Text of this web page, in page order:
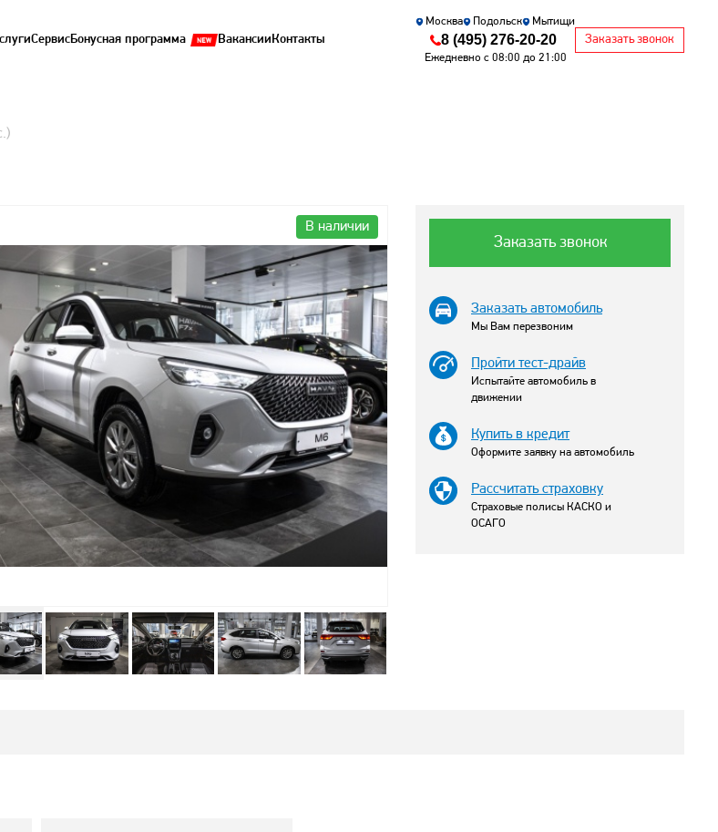
СервисБонусная программа ВакансииКонтакты
Москва Подольск Мытищи
8 (495) 276-20-20
Ежедневно с 08:00 до 21:00
Заказать звонок
В наличии
Заказать звонок
Заказать автомобиль
Мы Вам перезвоним
Пройти тест-драйв
Испытайте автомобиль в
движении
Купить в кредит
Оформите заявку на автомобиль
Рассчитать страховку
Страховые полисы КАСКО и
ОСАГО